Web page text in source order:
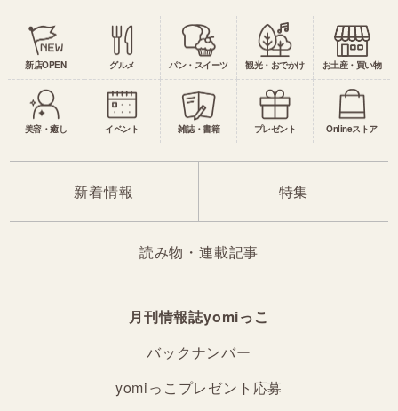
新店OPEN グルメ パン・スイーツ 観光・おでかけ お土産・買い物
美容・癒し イベント 雑誌・書籍 プレゼント Onlineストア
新着情報 特集
読み物・連載記事
月刊情報誌yomiっこ
バックナンバー
yomiっこプレゼント応募